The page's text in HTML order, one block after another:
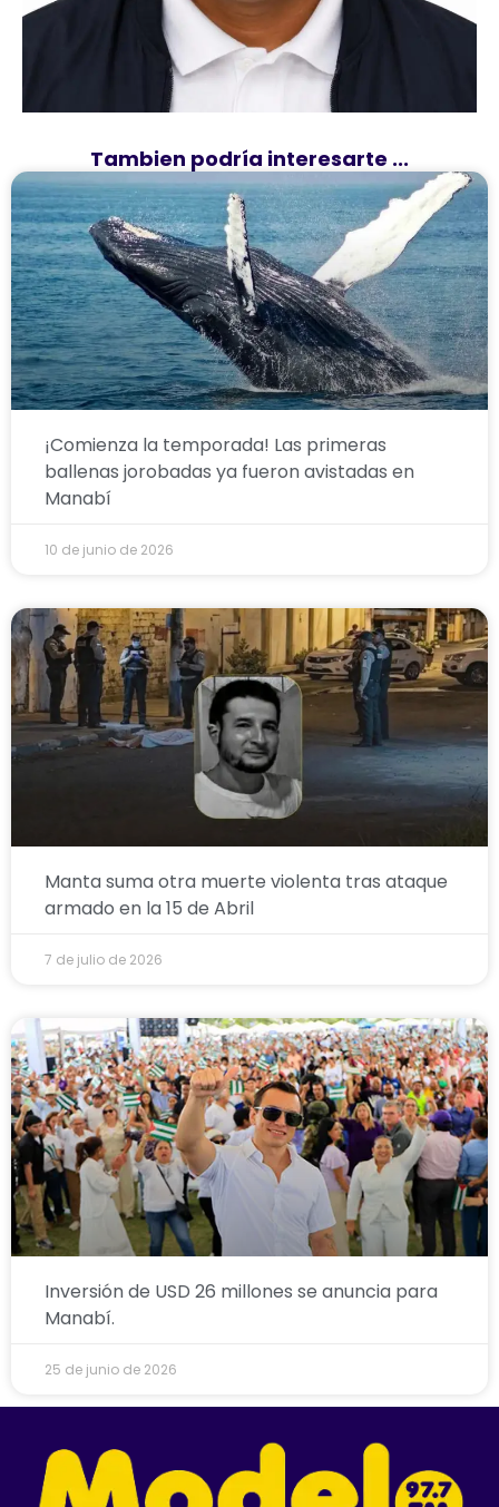
Tambien podría interesarte ...
¡Comienza la temporada! Las primeras
ballenas jorobadas ya fueron avistadas en
Manabí
10 de junio de 2026
Manta suma otra muerte violenta tras ataque
armado en la 15 de Abril
7 de julio de 2026
Inversión de USD 26 millones se anuncia para
Manabí.
25 de junio de 2026